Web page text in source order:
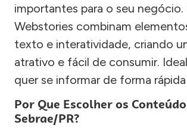
importantes para o seu negócio.
Webstories combinam
texto e interatividade, criando
atrativo e fácil de consumir.
quer se informar de forma
Por Que Escolher os
Sebrae/PR?